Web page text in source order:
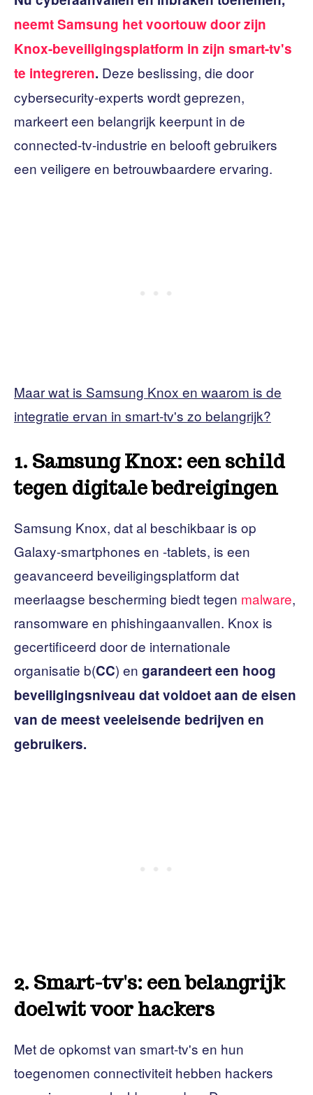
neemt Samsung het voortouw door zijn
Knox-beveiligingsplatform in zijn smart-tv's
te integreren. Deze beslissing, die door
cybersecurity-experts wordt geprezen,
markeert een belangrijk keerpunt in de
connected-tv-industrie en belooft gebruikers
een veiligere en betrouwbaardere ervaring.
Maar wat is Samsung Knox en waarom is de
integratie ervan in smart-tv's zo belangrijk?
1. Samsung Knox: een schild
tegen digitale bedreigingen
Samsung Knox, dat al beschikbaar is op
Galaxy-smartphones en -tablets, is een
geavanceerd beveiligingsplatform dat
meerlaagse bescherming biedt tegen malware,
ransomware en phishingaanvallen. Knox is
gecertificeerd door de internationale
organisatie b(CC) en garandeert een hoog
beveiligingsniveau dat voldoet aan de eisen
van de meest veeleisende bedrijven en
gebruikers.
2. Smart-tv's: een belangrijk
doelwit voor hackers
Met de opkomst van smart-tv's en hun
toegenomen connectiviteit hebben hackers